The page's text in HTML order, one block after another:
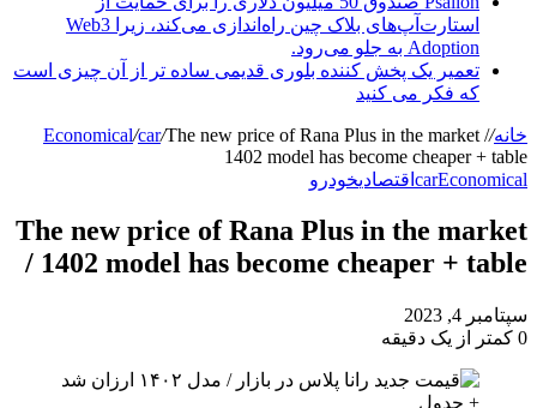
استارت‌آپ‌های بلاک چین راه‌اندازی می‌کند، زیرا Web3
Adoption به جلو می‌رود.
تعمیر یک پخش کننده بلوری قدیمی ساده تر از آن چیزی است
که فکر می کنید
خانه/
Economical/car/The new price of Rana Plus in the market /
1402 model has become cheaper + table
carEconomical اقتصادیخودرو
The new price of Rana Plus in the market
/ 1402 model has become cheaper + table
سپتامبر 4, 2023
0 کمتر از یک دقیقه